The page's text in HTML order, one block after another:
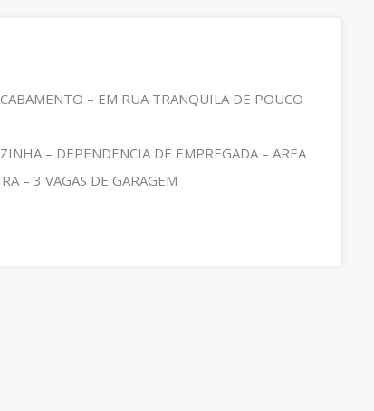
– EM RUA TRANQUILA DE POUCO
– DEPENDENCIA DE EMPREGADA – AREA
– 3 VAGAS DE GARAGEM